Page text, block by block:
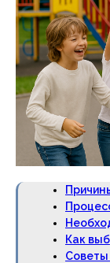
Как
Советы